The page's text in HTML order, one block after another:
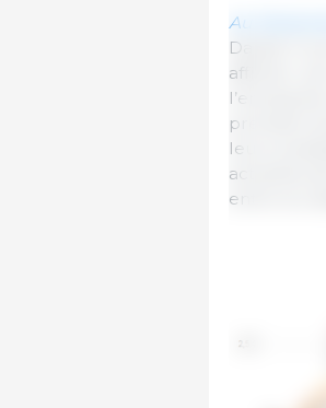
Au
Danish
afficher
première
leurs
actuelles
entre la